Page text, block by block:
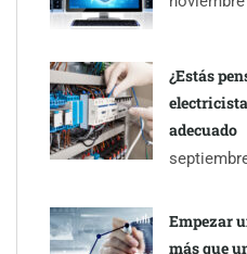
¿Estás
adecuado
Empezar
más que